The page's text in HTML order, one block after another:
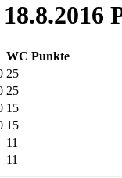
WC Punkte
25
25
15
15
11
11